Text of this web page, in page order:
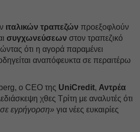
ιταλικών τραπεζών προεξοφλούν
συγχωνεύσεων στον τραπεζικό
ότι η αγορά παραμένει
αναπόφευκτα σε περαιτέρω
ο CEO της UniCredit, Αντρέα
χθες Τρίτη με αναλυτές ότι
εγρήγορση» για νέες ευκαιρίες